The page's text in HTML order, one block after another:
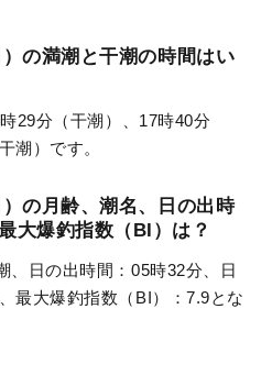
の満潮と干潮の時間はい
29分（干潮）、17時40分
潮）です。
の月齢、潮名、日の出時
大爆釣指数（BI）は？
、日の出時間：05時32分、日
最大爆釣指数（BI）：7.9とな